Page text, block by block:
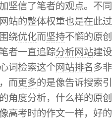
信了笔者的观点。不
站的整体权重也是在此
绕优化而坚持不懈的原
者一直追踪分析网站建
词检索这个网站排名多
而更多的是像告诉搜索
角度分析，什么样的原
高考时的作文一样，好